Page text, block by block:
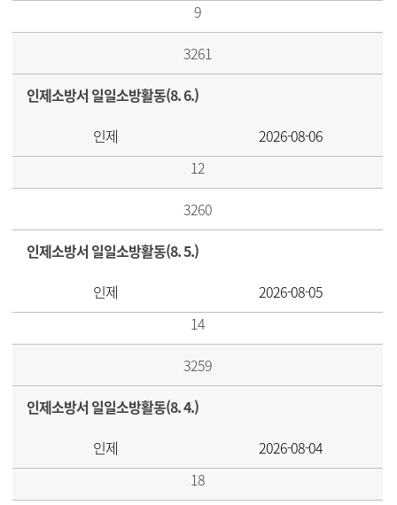
9
3261
인제소방서 일일소방활동(8. 6.)
인제
2026-08-06
12
3260
인제소방서 일일소방활동(8. 5.)
인제
2026-08-05
14
3259
인제소방서 일일소방활동(8. 4.)
인제
2026-08-04
18